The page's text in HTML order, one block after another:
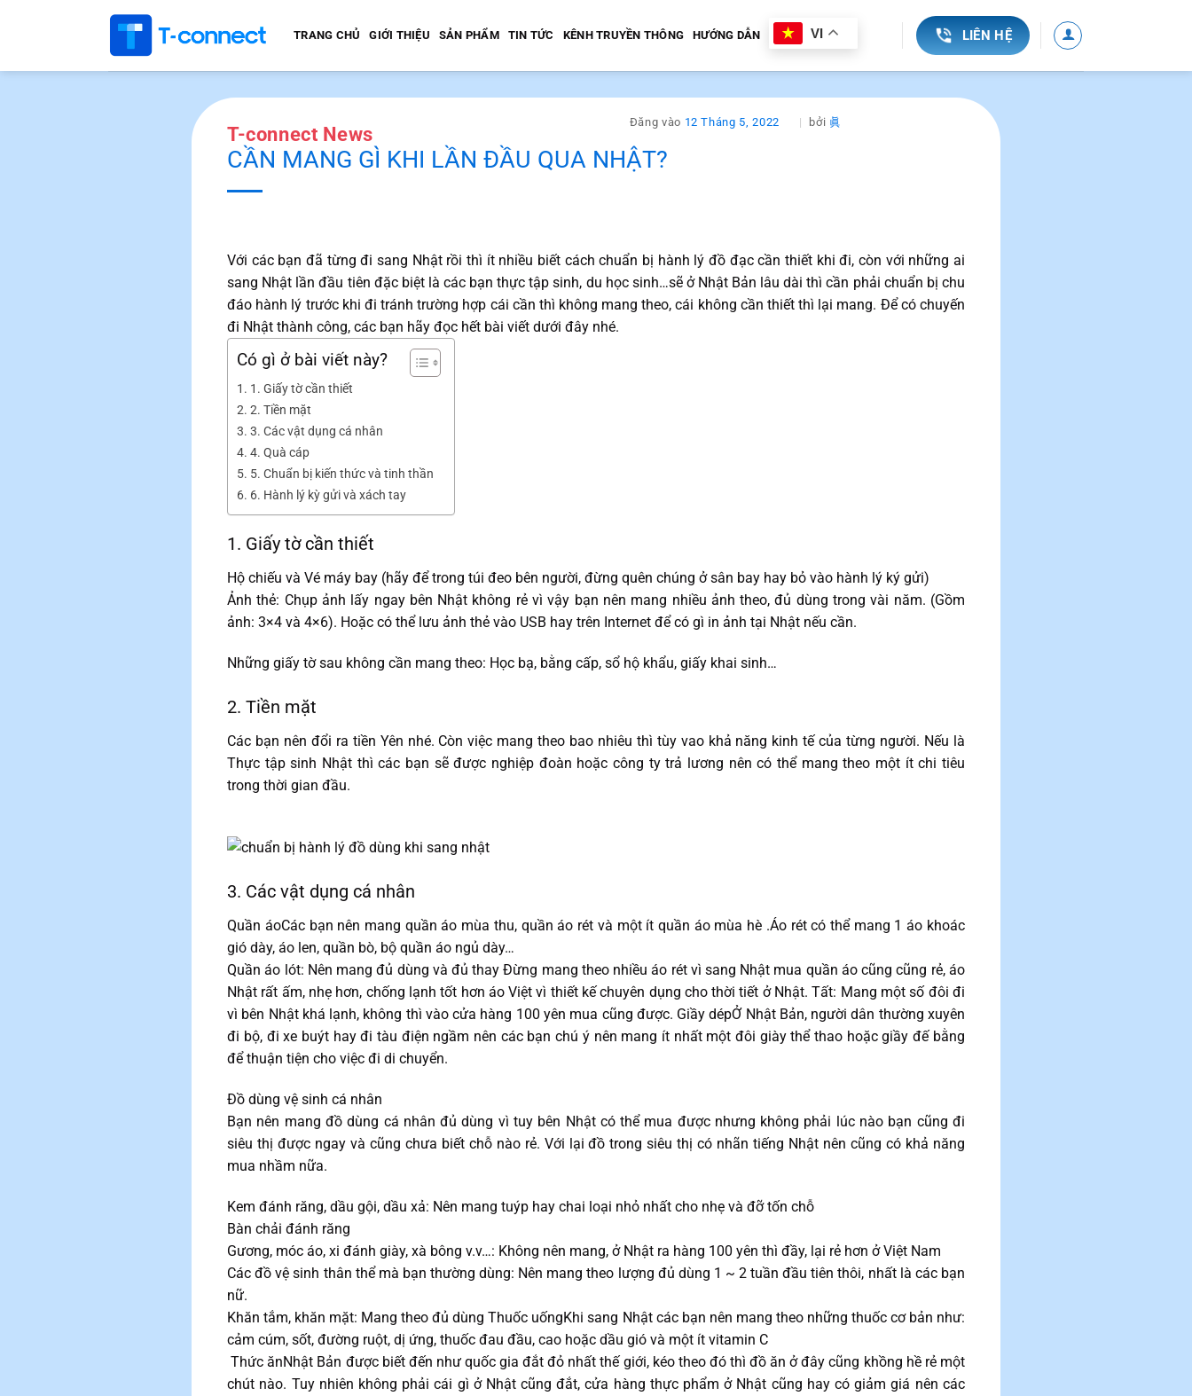
dung
TRANG CHỦ GIỚI THIỆU SẢN PHẨM TIN TỨC KÊNH TRUYỀN THÔNG HƯỚNG DẪN VI LIÊN HỆ
T-connect News
CẦN MANG GÌ KHI LẦN ĐẦU QUA NHẬT?
Đăng vào 12 Tháng 5, 2022 bởi 眞
Với các bạn đã từng đi sang Nhật rồi thì ít nhiều biết cách chuẩn bị hành lý đồ đạc cần thiết khi đi, còn với những ai
sang Nhật lần đầu tiên đặc biệt là các bạn thực tập sinh, du học sinh…sẽ ở Nhật Bản lâu dài thì cần phải chuẩn bị chu
đáo hành lý trước khi đi tránh trường hợp cái cần thì không mang theo, cái không cần thiết thì lại mang. Để có chuyến
đi Nhật thành công, các bạn hãy đọc hết bài viết dưới đây nhé.
Có gì ở bài viết này?
1. Giấy tờ cần thiết
2. Tiền mặt
3. Các vật dụng cá nhân
4. Quà cáp
5. Chuẩn bị kiến thức và tinh thần
6. Hành lý kỳ gửi và xách tay
1. Giấy tờ cần thiết
Hộ chiếu và Vé máy bay (hãy để trong túi đeo bên người, đừng quên chúng ở sân bay hay bỏ vào hành lý ký gửi)
Ảnh thẻ: Chụp ảnh lấy ngay bên Nhật không rẻ vì vậy bạn nên mang nhiều ảnh theo, đủ dùng trong vài năm. (Gồm
ảnh: 3×4 và 4×6). Hoặc có thể lưu ảnh thẻ vào USB hay trên Internet để có gì in ảnh tại Nhật nếu cần.
Những giấy tờ sau không cần mang theo: Học bạ, bằng cấp, sổ hộ khẩu, giấy khai sinh…
2. Tiền mặt
Các bạn nên đổi ra tiền Yên nhé. Còn việc mang theo bao nhiêu thì tùy vao khả năng kinh tế của từng người. Nếu là
Thực tập sinh Nhật thì các bạn sẽ được nghiệp đoàn hoặc công ty trả lương nên có thể mang theo một ít chi tiêu
trong thời gian đầu.
3. Các vật dụng cá nhân
Quần áoCác bạn nên mang quần áo mùa thu, quần áo rét và một ít quần áo mùa hè .Áo rét có thể mang 1 áo khoác
gió dày, áo len, quần bò, bộ quần áo ngủ dày…
Quần áo lót: Nên mang đủ dùng và đủ thay Đừng mang theo nhiều áo rét vì sang Nhật mua quần áo cũng cũng rẻ, áo
Nhật rất ấm, nhẹ hơn, chống lạnh tốt hơn áo Việt vì thiết kế chuyên dụng cho thời tiết ở Nhật. Tất: Mang một số đôi đi
vì bên Nhật khá lạnh, không thì vào cửa hàng 100 yên mua cũng được. Giầy dépỞ Nhật Bản, người dân thường xuyên
đi bộ, đi xe buýt hay đi tàu điện ngầm nên các bạn chú ý nên mang ít nhất một đôi giày thể thao hoặc giầy đế bằng
để thuận tiện cho việc đi di chuyển.
Đồ dùng vệ sinh cá nhân
Bạn nên mang đồ dùng cá nhân đủ dùng vì tuy bên Nhật có thể mua được nhưng không phải lúc nào bạn cũng đi
siêu thị được ngay và cũng chưa biết chỗ nào rẻ. Với lại đồ trong siêu thị có nhãn tiếng Nhật nên cũng có khả năng
mua nhầm nữa.
Kem đánh răng, dầu gội, dầu xả: Nên mang tuýp hay chai loại nhỏ nhất cho nhẹ và đỡ tốn chỗ
Bàn chải đánh răng
Gương, móc áo, xi đánh giày, xà bông v.v…: Không nên mang, ở Nhật ra hàng 100 yên thì đầy, lại rẻ hơn ở Việt Nam
Các đồ vệ sinh thân thể mà bạn thường dùng: Nên mang theo lượng đủ dùng 1 ~ 2 tuần đầu tiên thôi, nhất là các bạn
nữ.
Khăn tắm, khăn mặt: Mang theo đủ dùng Thuốc uốngKhi sang Nhật các bạn nên mang theo những thuốc cơ bản như:
cảm cúm, sốt, đường ruột, dị ứng, thuốc đau đầu, cao hoặc dầu gió và một ít vitamin C
Thức ănNhật Bản được biết đến như quốc gia đắt đỏ nhất thế giới, kéo theo đó thì đồ ăn ở đây cũng khồng hề rẻ một
chút nào. Tuy nhiên không phải cái gì ở Nhật cũng đắt, cửa hàng thực phẩm ở Nhật cũng hay có giảm giá nên các